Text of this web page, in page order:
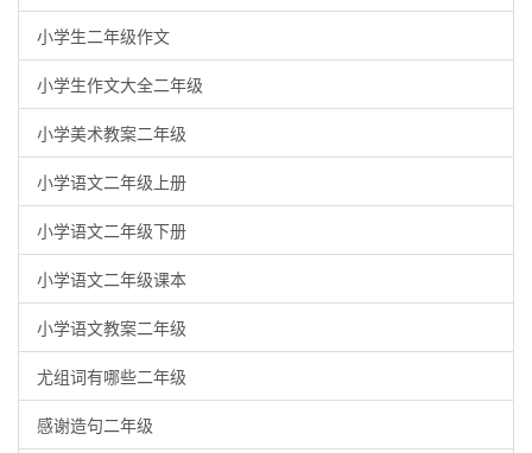
小学生二年级作文
小学生作文大全二年级
小学美术教案二年级
小学语文二年级上册
小学语文二年级下册
小学语文二年级课本
小学语文教案二年级
尤组词有哪些二年级
感谢造句二年级